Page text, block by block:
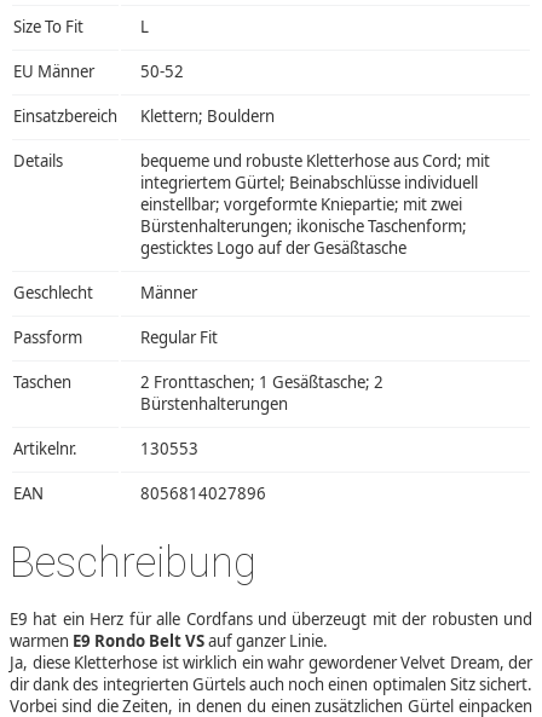
Size To Fit L
EU Männer 50-52
Einsatzbereich Klettern; Bouldern
Details
bequeme und robuste Kletterhose aus Cord; mit
integriertem Gürtel; Beinabschlüsse individuell
einstellbar; vorgeformte Kniepartie; mit zwei
Bürstenhalterungen; ikonische Taschenform;
gesticktes Logo auf der Gesäßtasche
Geschlecht Männer
Passform Regular Fit
Taschen
2 Fronttaschen; 1 Gesäßtasche; 2
Bürstenhalterungen
Artikelnr. 130553
EAN 8056814027896
Beschreibung
E9 hat ein Herz für alle Cordfans und überzeugt mit der robusten und
warmen E9 Rondo Belt VSauf ganzer Linie.
Ja, diese Kletterhose ist wirklich ein wahr gewordener Velvet Dream, der
dir dank des integrierten Gürtels auch noch einen optimalen Sitz sichert.
Vorbei sind die Zeiten, in denen du einen zusätzlichen Gürtel einpacken